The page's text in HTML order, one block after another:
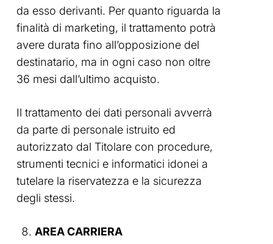
da esso derivanti. Per quanto riguarda la
finalità di marketing, il trattamento potrà
avere durata fino all’opposizione del
destinatario, ma in ogni caso non oltre
36 mesi dall’ultimo acquisto.
Il trattamento dei dati personali avverrà
da parte di personale istruito ed
autorizzato dal Titolare con procedure,
strumenti tecnici e informatici idonei a
tutelare la riservatezza e la sicurezza
degli stessi.
AREA CARRIERA